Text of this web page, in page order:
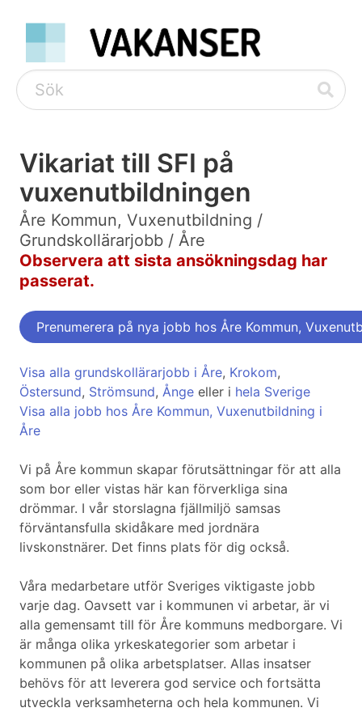
Vikariat till SFI på
vuxenutbildningen
Åre Kommun, Vuxenutbildning /
Grundskollärarjobb / Åre
Observera att sista ansökningsdag har
passerat.
Prenumerera på nya jobb hos Åre Kommun,
Visa alla grundskollärarjobb i Åre, Krokom,
Östersund, Strömsund, Ånge eller i hela Sverige
Visa alla jobb hos Åre Kommun, Vuxenutbildning i
Åre
Vi på Åre kommun skapar förutsättningar för att alla
som bor eller vistas här kan förverkliga sina
drömmar. I vår storslagna fjällmiljö samsas
förväntansfulla skidåkare med jordnära
livskonstnärer. Det finns plats för dig också.
Våra medarbetare utför Sveriges viktigaste jobb
varje dag. Oavsett var i kommunen vi arbetar, är vi
alla gemensamt till för Åre kommuns medborgare. Vi
är många olika yrkeskategorier som arbetar i
kommunen på olika arbetsplatser. Allas insatser
behövs för att leverera god service och fortsätta
utveckla verksamheterna och hela kommunen. Vi